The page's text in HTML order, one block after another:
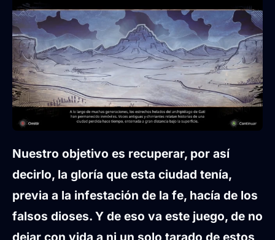
Nuestro objetivo es recuperar, por así
decirlo, la gloría que esta ciudad tenía,
previa a la infestación de la fe, hacía de los
falsos dioses. Y de eso va este juego, de no